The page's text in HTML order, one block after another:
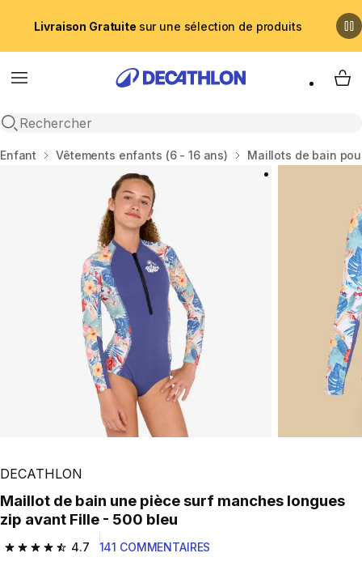
Livraison Gratuite sur une sélection de produits
Menu
Recherche ouverte
My
Accueil
Enfant Vêtements enfants (6 - 16 ans) Maillots de bain
DECATHLON
Maillot de bain une pièce surf manches longues
zip avant Fille - 500 bleu
4.7
4.7 out of 5 stars from 141 reviews
141 COMMENTAIRES